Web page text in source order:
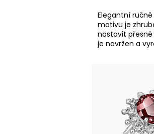
Elegantní
motivu je
nastavit
je navržen a